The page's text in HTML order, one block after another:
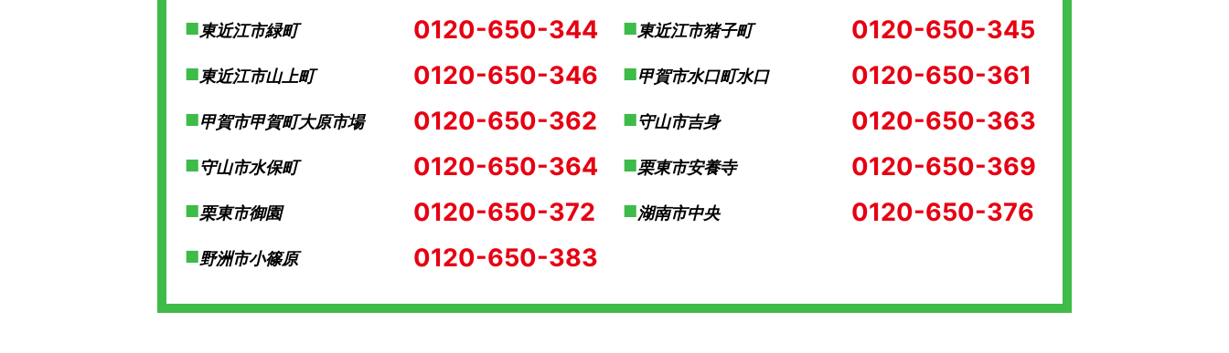
東近江市緑町 0120-650-344 東近江市猪子町 0120-650-345
東近江市山上町 0120-650-346 甲賀市水口町水口 0120-650-361
甲賀市甲賀町大原市場 0120-650-362 守山市吉身 0120-650-363
守山市水保町 0120-650-364 栗東市安養寺 0120-650-369
栗東市御園 0120-650-372 湖南市中央 0120-650-376
野洲市小篠原 0120-650-383